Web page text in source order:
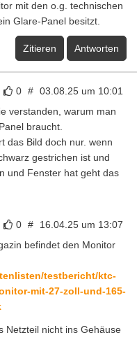
mit den o.g. technischen
Glare-Panel besitzt.
Zitieren Antworten
0 # 03.08.25 um 10:01
verstanden, warum man
braucht.
das Bild doch nur. wenn
gestrichen ist und
und Fenster hat geht das
0 # 16.04.25 um 13:07
befindet den Monitor
testbericht/ktc-
mit-27-zoll-und-165-
Netzteil nicht ins Gehäuse